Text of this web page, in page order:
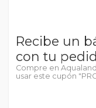
Recibe un
con tu
Compre en
usar este cupón